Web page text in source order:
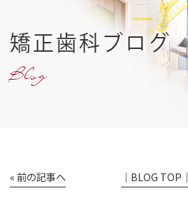
矯正歯科ブログ
Blog
« 前の記事へ │BLOG TOP│